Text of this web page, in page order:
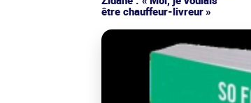
être chauffeur-livreur »